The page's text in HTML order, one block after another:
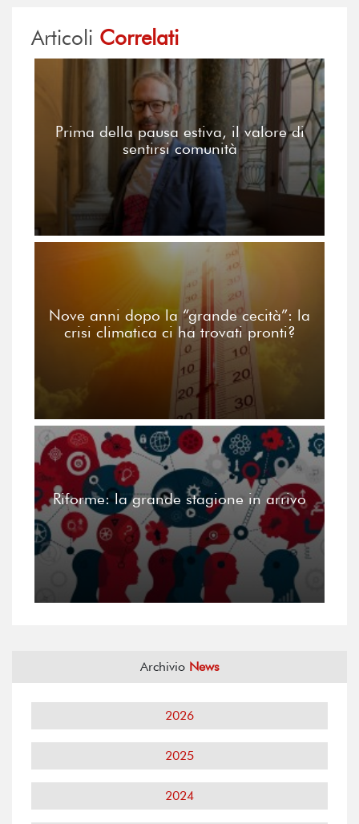
Articoli Correlati
Prima della pausa estiva, il valore di
sentirsi comunità
Nove anni dopo la “grande cecità”: la
crisi climatica ci ha trovati pronti?
Riforme: la grande stagione in arrivo
Archivio News
2026
2025
2024